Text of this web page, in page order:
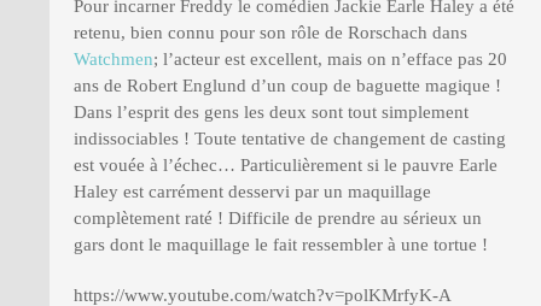
Pour incarner Freddy le comédien Jackie Earle Haley a été
retenu, bien connu pour son rôle de Rorschach dans
Watchmen; l’acteur est excellent, mais on n’efface pas 20
ans de Robert Englund d’un coup de baguette magique !
Dans l’esprit des gens les deux sont tout simplement
indissociables ! Toute tentative de changement de casting
est vouée à l’échec… Particulièrement si le pauvre Earle
Haley est carrément desservi par un maquillage
complètement raté ! Difficile de prendre au sérieux un
gars dont le maquillage le fait ressembler à une tortue !
https://www.youtube.com/watch?v=polKMrfyK-A